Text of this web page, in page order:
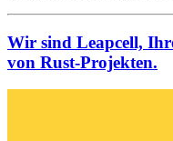
Wir sind Leapcell,
von Rust-Projekten.